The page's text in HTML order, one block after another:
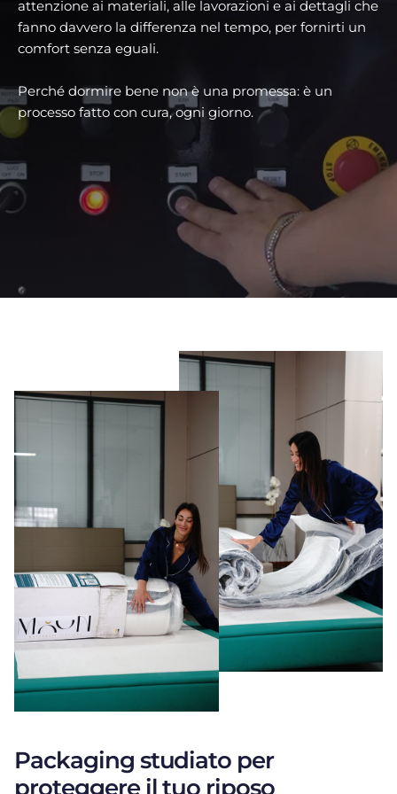
attenzione ai materiali, alle lavorazioni e ai dettagli che
fanno davvero la differenza nel tempo, per fornirti un
comfort senza eguali.
Perché dormire bene non è una promessa: è un
processo fatto con cura, ogni giorno.
Packaging studiato per
proteggere il tuo riposo